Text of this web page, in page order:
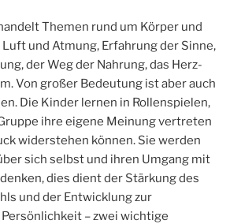
Themen rund um Körper und
Luft und Atmung, Erfahrung der Sinne,
der Weg der Nahrung, das Herz-
Von großer Bedeutung ist aber auch
Die Kinder lernen in Rollenspielen,
ihre eigene Meinung vertreten
widerstehen können. Sie werden
sich selbst und ihren Umgang mit
dies dient der Stärkung des
und der Entwicklung zur
– zwei wichtige